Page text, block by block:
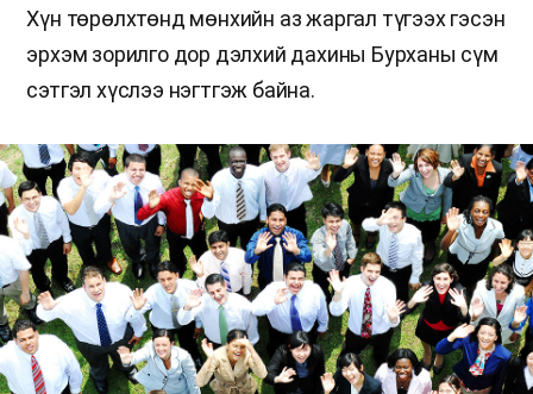
Хүн төрөлхтөнд мөнхийн аз жаргал түгээх гэсэн
эрхэм зорилго дор дэлхий дахины Бурханы сүм
сэтгэл хүслээ нэгтгэж байна.